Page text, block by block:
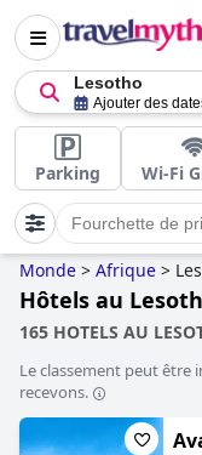
Lesotho
Ajouter des
Parking Wi-Fi
Fourchette de
Monde > Afrique >
Hôtels au
165 HOTELS AU
Le classement peut être
recevons.